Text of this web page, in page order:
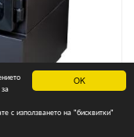
OK
с използването на "бисквитки"